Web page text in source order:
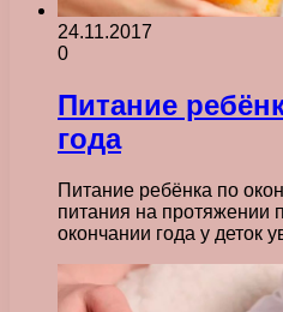
24.11.2017
0
Питание
года
Питание ребёнка по
питания на протяжении
окончании года у деток